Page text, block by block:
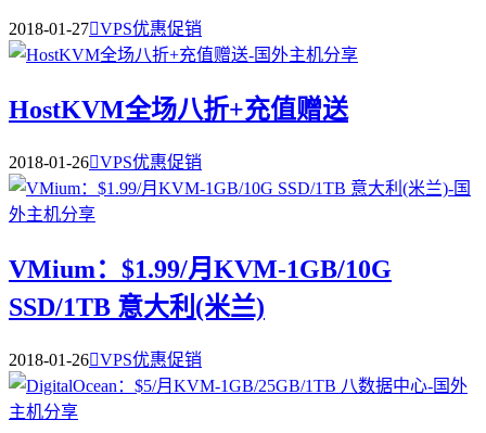
2018-01-27VPS优惠促销
HostKVM全场八折+充值赠送
2018-01-26VPS优惠促销
VMium：$1.99/月KVM-1GB/10G
SSD/1TB 意大利(米兰)
2018-01-26VPS优惠促销